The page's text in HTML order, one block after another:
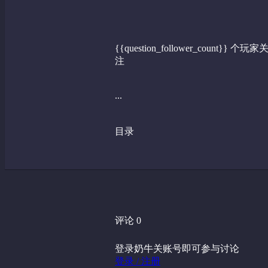
{{question_follower_count}} 个玩家关
注
...
目录
评论 0
登录奶牛关账号即可参与讨论
登录 / 注册